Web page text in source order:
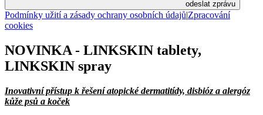
odeslat zprávu
Podmínky užití a zásady ochrany osobních údajů|Zpracování
cookies
NOVINKA - LINKSKIN tablety,
LINKSKIN spray
Inovativní přístup k řešení atopické dermatitídy, disbióz a alergóz
kůže psů a koček